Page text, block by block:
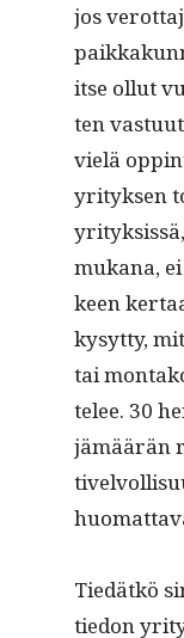
jos
itse ollut
ten
vielä
yri­tyk­sen
mukana,
keen
kysyt­ty,
tai
telee. 30
jämäärän
Tiedätkö
tiedon